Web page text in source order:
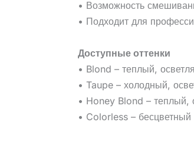
• Возможность
• Подходит для
Доступные оттенки
• Blond – теплый,
• Taupe – холодный,
• Honey Blond – теплый,
• Colorless – бесцветный